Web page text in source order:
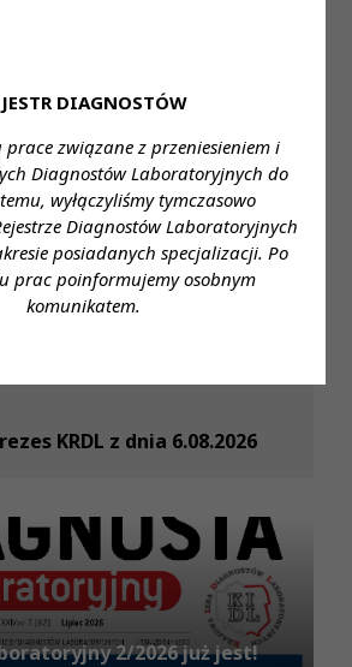
DIAGNOSTÓW
prace związane z przeniesieniem i
Diagnostów Laboratoryjnych do
wyłączyliśmy tymczasowo
Diagnostów Laboratoryjnych
posiadanych specjalizacji. Po
prac poinformujemy osobnym
komunikatem.
KRDL z dnia 6.08.2026
2/2026 już jest!